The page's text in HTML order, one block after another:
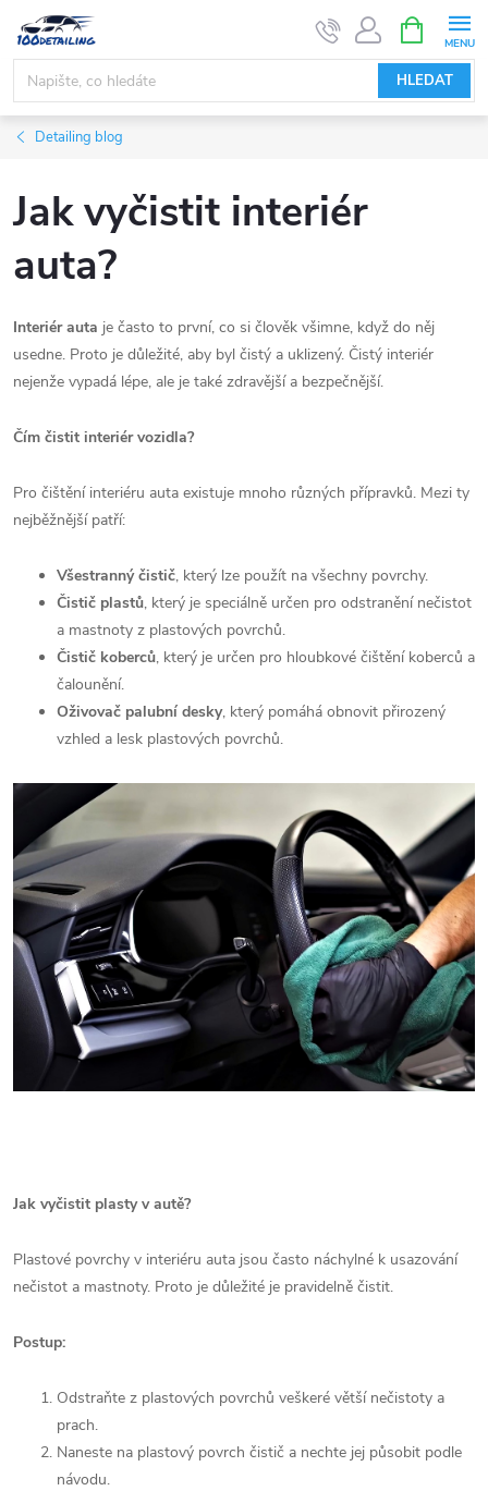
obsah
HLEDAT
NÁKUPNÍ
KOŠÍK
Detailing blog
Jak vyčistit interiér
auta?
Interiér auta je často to první, co si člověk všimne, když do něj
usedne. Proto je důležité, aby byl čistý a uklizený. Čistý interiér
nejenže vypadá lépe, ale je také zdravější a bezpečnější.
Čím čistit interiér vozidla?
Pro čištění interiéru auta existuje mnoho různých přípravků. Mezi ty
nejběžnější patří:
Všestranný čistič, který lze použít na všechny povrchy.
Čistič plastů, který je speciálně určen pro odstranění nečistot
a mastnoty z plastových povrchů.
Čistič koberců, který je určen pro hloubkové čištění koberců a
čalounění.
Oživovač palubní desky, který pomáhá obnovit přirozený
vzhled a lesk plastových povrchů.
Jak vyčistit plasty v autě?
Plastové povrchy v interiéru auta jsou často náchylné k usazování
nečistot a mastnoty. Proto je důležité je pravidelně čistit.
Postup:
Odstraňte z plastových povrchů veškeré větší nečistoty a
prach.
Naneste na plastový povrch čistič a nechte jej působit podle
návodu.